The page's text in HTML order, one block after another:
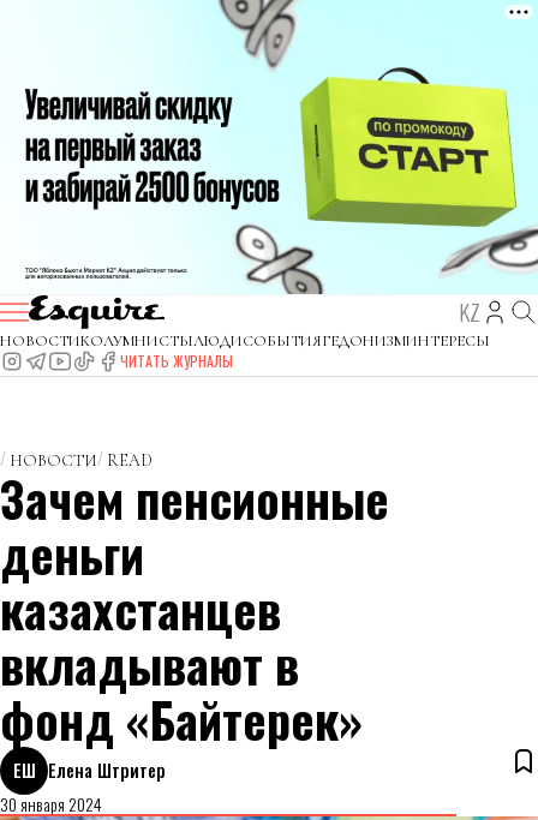
KZ
НОВОСТИКОЛУМНИСТЫЛЮДИСОБЫТИЯГЕДОНИЗМИНТЕРЕСЫ
ЧИТАТЬ ЖУРНАЛЫ
НОВОСТИ READ
Зачем пенсионные
деньги
казахстанцев
вкладывают в
фонд «Байтерек»
ЕШ Елена Штритер
30 января 2024